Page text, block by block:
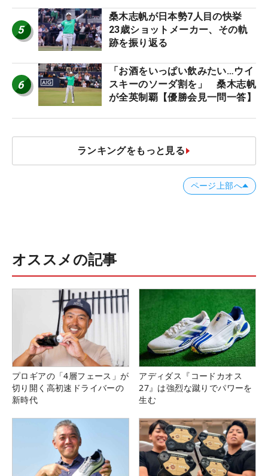
5
桑木志帆が日本勢7人目の快挙
23歳ショットメーカー、その軌
跡を振り返る
6
「お酒をいっぱい飲みたい…ウイ
スキーのソーダ割を」 桑木志帆
が全英制覇【優勝会見一問一答】
ランキングをもっと見る
ページ上部へ
オススメの記事
プロギアの「4層フェース」が
切り開く高初速ドライバーの
新時代
アディダス『コードカオス
27』は強烈な蹴りでパワーを
生む